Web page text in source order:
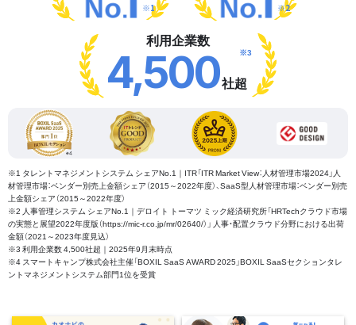
※1 ※2
利用企業数
4,500社超
※3
※1 タレントマネジメントシステム シェアNo.1｜ITR「ITR Market View：人材管理市場2024」人
材管理市場：ベンダー別売上金額シェア（2015～2022年度）、SaaS型人材管理市場：ベンダー別売
上金額シェア（2015～2022年度）
※2 人事管理システム シェアNo.1｜デロイト トーマツ ミック経済研究所「HRTechクラウド市場
の実態と展望2022年度版（https://mic-r.co.jp/mr/02640/）」 人事・配置クラウド分野における出荷
金額（2021～2023年度見込）
※3 利用企業数 4,500社超｜2025年9月末時点
※4 スマートキャンプ株式会社主催「BOXIL SaaS AWARD 2025」BOXIL SaaSセクションタレ
ントマネジメントシステム部門1位を受賞